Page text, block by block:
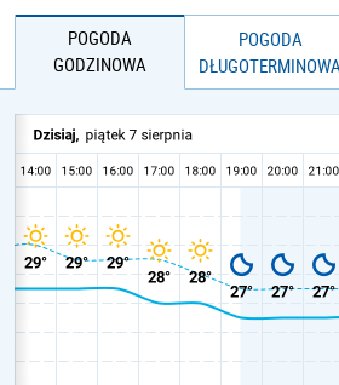
POGODA
GODZINOWA
POGODA